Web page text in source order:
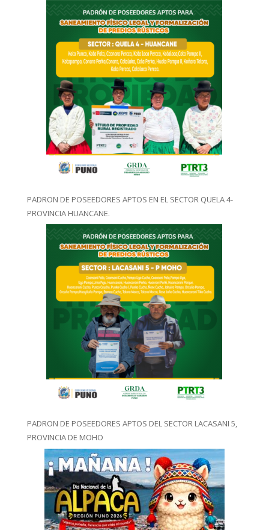
PADRON DE POSEEDORES APTOS EN EL SECTOR QUELA 4-
PROVINCIA HUANCANE.
PADRON DE POSEEDORES APTOS DEL SECTOR LACASANI 5,
PROVINCIA DE MOHO